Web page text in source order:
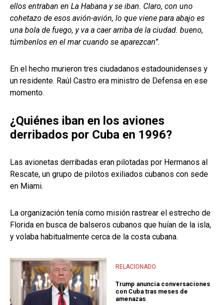
ellos entraban en La Habana y se iban. Claro, con uno
cohetazo de esos avión-avión, lo que viene para abajo es
una bola de fuego, y va a caer arriba de la ciudad. bueno,
túmbenlos en el mar cuando se aparezcan”.
En el hecho murieron tres ciudadanos estadounidenses y
un residente. Raúl Castro era ministro de Defensa en ese
momento.
¿Quiénes iban en los aviones
derribados por Cuba en 1996?
Las avionetas derribadas eran pilotadas por Hermanos al
Rescate, un grupo de pilotos exiliados cubanos con sede
en Miami.
La organización tenía como misión rastrear el estrecho de
Florida en busca de balseros cubanos que huían de la isla,
y volaba habitualmente cerca de la costa cubana.
RELACIONADO
Trump anuncia conversaciones
con Cuba tras meses de
amenazas